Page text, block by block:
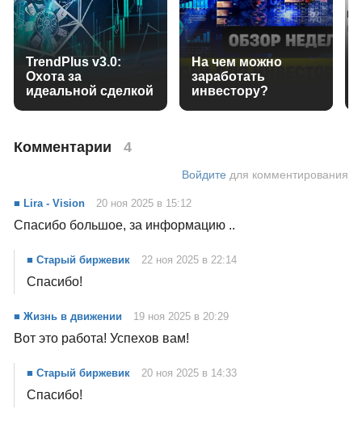
TrendPlus v3.0:
Охота за
идеальной сделкой
На чем можно
заработать
инвестору?
Комментарии 4
Войдите для комментирования
■ Lira - Vision 20 ноя 2025 в 15:12
Спасибо большое, за информацию ..
■ Старый биржевик 22 ноя 2025 в 22:14
Спасибо!
■ Жизнь в движении 19 ноя 2025 в 20:29
Вот это работа! Успехов вам!
■ Старый биржевик 20 ноя 2025 в 14:33
Спасибо!